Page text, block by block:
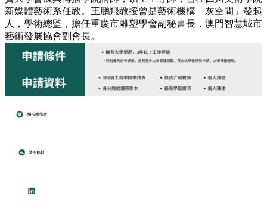
新媒體藝術系任教。王鹏飛教授曾是藝術機構「灰空間」發起
人，學術總監，擔任重慶市雕塑學會副秘書長，澳門智慧城市
藝術發展協會副會長。